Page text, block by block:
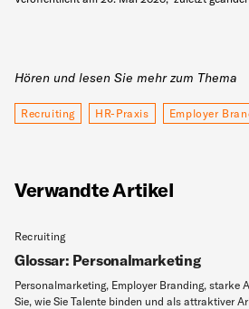
Hören und lesen Sie mehr zum Thema
Recruiting HR-Praxis Employer
Verwandte Artikel
Recruiting
Glossar: Personalmarketing
Personalmarketing, Employer Branding, starke
Sie, wie Sie Talente binden und als attraktiver